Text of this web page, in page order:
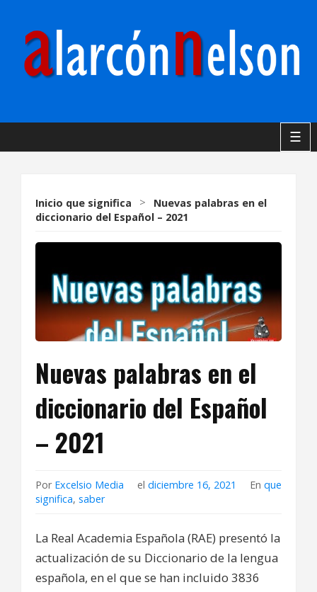
☰
Inicio que significa >
Nuevas palabras en el
diccionario del Español – 2021
Nuevas palabras en el
diccionario del Español
– 2021
Por Excelsio Media eldiciembre 16, 2021 Enque
significa, saber
La Real Academia Española (RAE) presentó la
actualización de su Diccionario de la lengua
española, en el que se han incluido 3836